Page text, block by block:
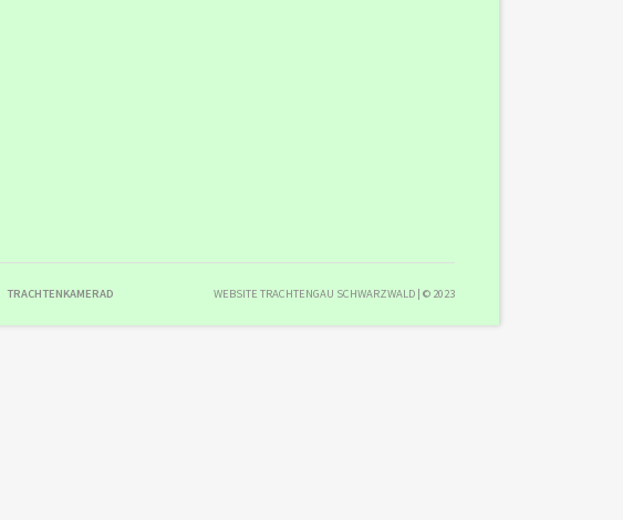
TRACHTENKAMERAD WEBSITE TRACHTENGAU SCHWARZWALD | © 2023